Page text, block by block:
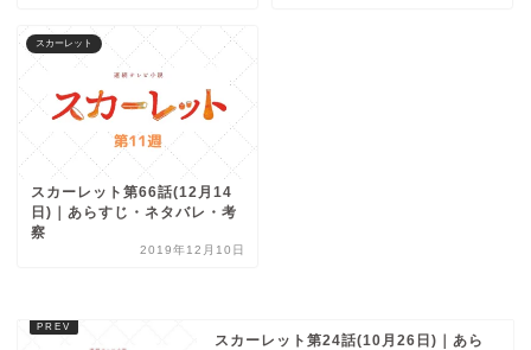
スカーレット
スカーレット第66話(12月14
日)｜あらすじ・ネタバレ・考
察
2019年12月10日
スカーレット第24話(10月26日)｜あら